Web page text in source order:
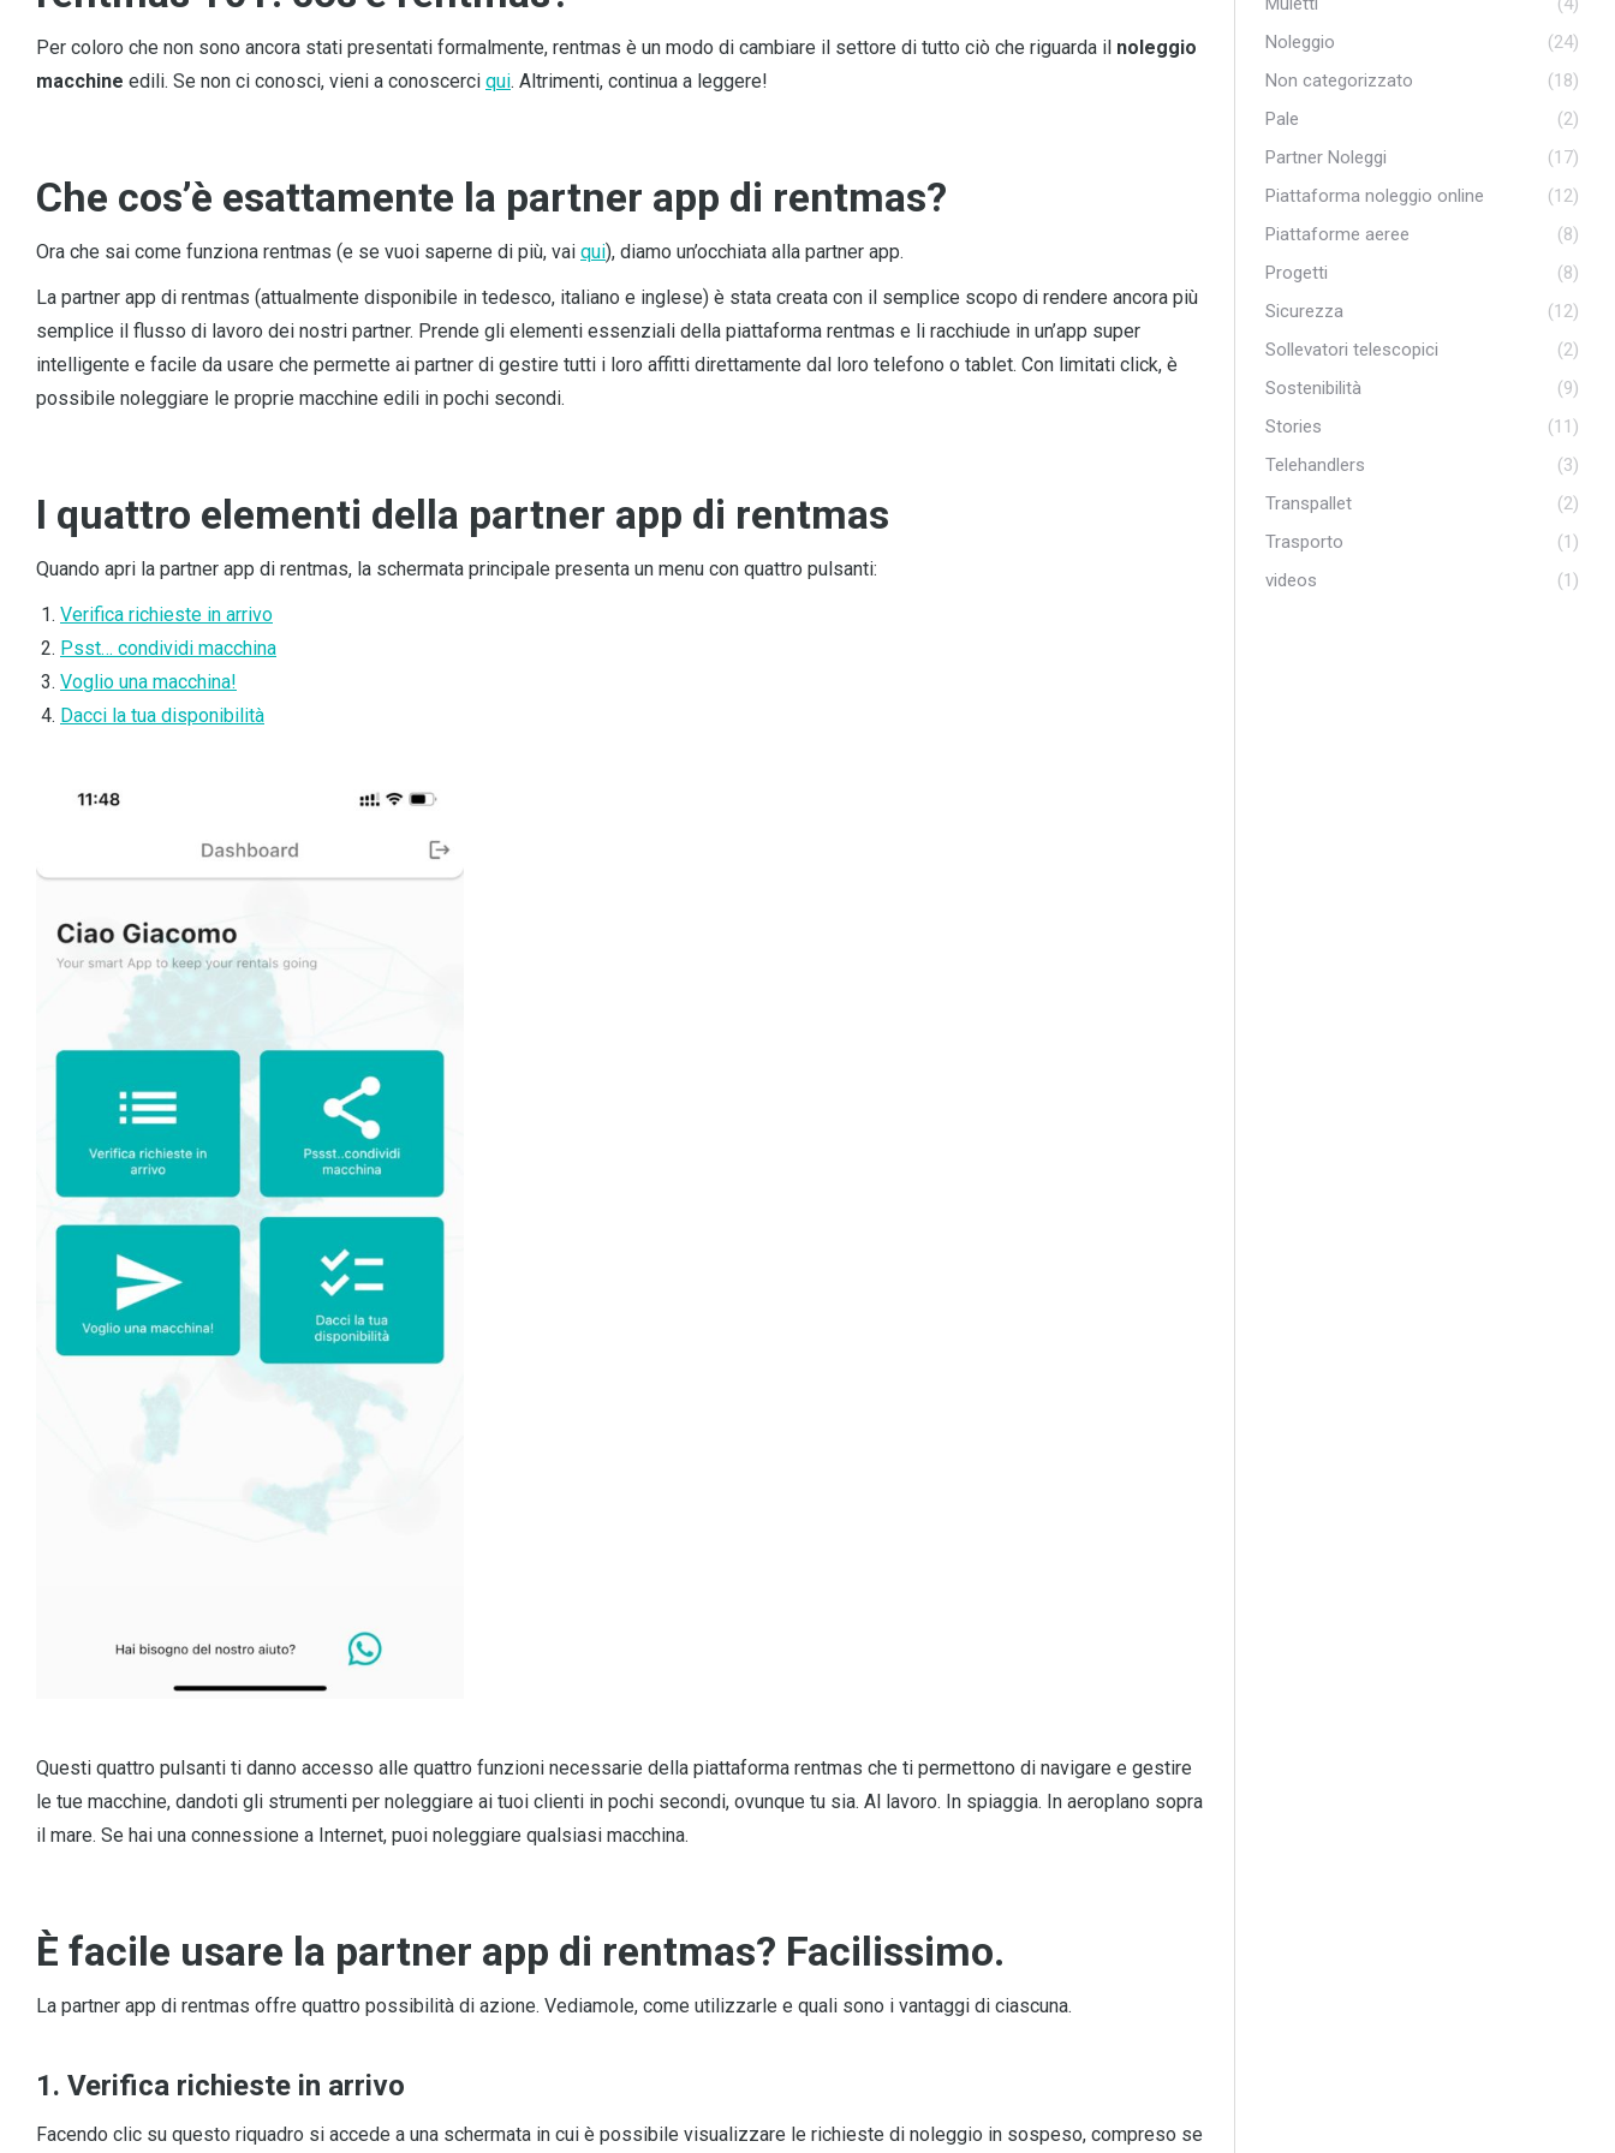
Per coloro che non sono ancora stati presentati formalmente, rentmas è un modo di cambiare il settore di tutto ciò che riguarda il noleggio
macchine edili. Se non ci conosci, vieni a conoscerci qui. Altrimenti, continua a leggere!
Che cos’è esattamente la partner app di rentmas?
Ora che sai come funziona rentmas (e se vuoi saperne di più, vai qui), diamo un’occhiata alla partner app.
La partner app di rentmas (attualmente disponibile in tedesco, italiano e inglese) è stata creata con il semplice scopo di rendere ancora più
semplice il flusso di lavoro dei nostri partner. Prende gli elementi essenziali della piattaforma rentmas e li racchiude in un’app super
intelligente e facile da usare che permette ai partner di gestire tutti i loro affitti direttamente dal loro telefono o tablet. Con limitati click, è
possibile noleggiare le proprie macchine edili in pochi secondi.
I quattro elementi della partner app di rentmas
Quando apri la partner app di rentmas, la schermata principale presenta un menu con quattro pulsanti:
Verifica richieste in arrivo
Psst… condividi macchina
Voglio una macchina!
Dacci la tua disponibilità
Questi quattro pulsanti ti danno accesso alle quattro funzioni necessarie della piattaforma rentmas che ti permettono di navigare e gestire
le tue macchine, dandoti gli strumenti per noleggiare ai tuoi clienti in pochi secondi, ovunque tu sia. Al lavoro. In spiaggia. In aeroplano sopra
il mare. Se hai una connessione a Internet, puoi noleggiare qualsiasi macchina.
È facile usare la partner app di rentmas? Facilissimo.
La partner app di rentmas offre quattro possibilità di azione. Vediamole, come utilizzarle e quali sono i vantaggi di ciascuna.
1. Verifica richieste in arrivo
Facendo clic su questo riquadro si accede a una schermata in cui è possibile visualizzare le richieste di noleggio in sospeso, compreso se
Noleggio
(24)
Non categorizzato
(18)
Pale
(2)
Partner Noleggi
(17)
Piattaforma noleggio online
(12)
Piattaforme aeree
(8)
Progetti
(8)
Sicurezza
(12)
Sollevatori telescopici
(2)
Sostenibilità
(9)
Stories
(11)
Telehandlers
(3)
Transpallet
(2)
Trasporto
(1)
videos
(1)